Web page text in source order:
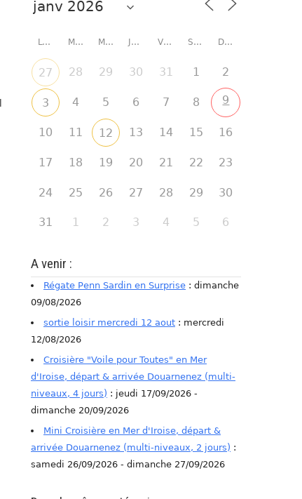
LUNDI MARDI MERCREDI JEUDI VENDREDI SAMEDI DIMANCHE
27 28 29 30 31 1 2
3 4 5 6 7 8 9
10 11 12 13 14 15 16
17 18 19 20 21 22 23
24 25 26 27 28 29 30
31 1 2 3 4 5 6
A venir :
Régate Penn Sardin en Surprise : dimanche
09/08/2026
sortie loisir mercredi 12 aout : mercredi
12/08/2026
Croisière "Voile pour Toutes" en Mer
d'Iroise, départ & arrivée Douarnenez (multi-
niveaux, 4 jours) : jeudi 17/09/2026 -
dimanche 20/09/2026
Mini Croisière en Mer d'Iroise, départ &
arrivée Douarnenez (multi-niveaux, 2 jours) :
samedi 26/09/2026 - dimanche 27/09/2026